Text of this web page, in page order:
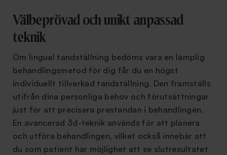
Välbeprövad och unikt anpassad
teknik
Om lingual tandställning bedöms vara en lämplig
behandlingsmetod för dig får du en högst
individuellt tillverkad tandställning. Den framställs
utifrån dina personliga behov och förutsättningar
just för att precisera prestandan i behandlingen.
En avancerad 3d-teknik används för att planera
och utföra behandlingen, vilket också innebär att
du som patient har möjlighet att se slutresultatet